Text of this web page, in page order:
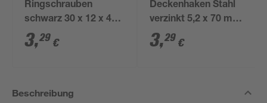
Ringschrauben
schwarz 30 x 12 x 4
mm 4 Stück
3,29 €
Deckenhaken Stahl
verzinkt 5,2 x 70 mm 4
Stück
3,29 €
Beschreibung